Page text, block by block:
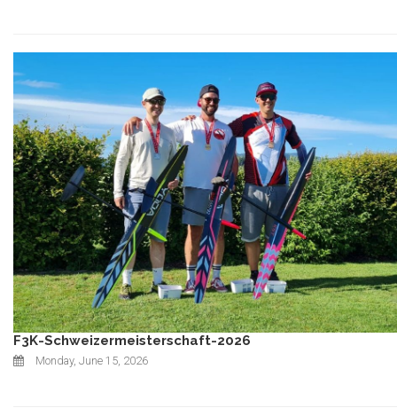
F3K-Schweizermeisterschaft-2026
Monday, June 15, 2026